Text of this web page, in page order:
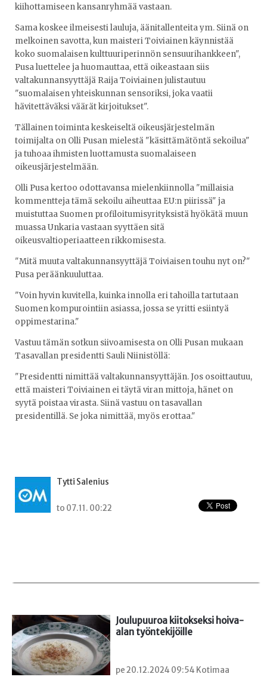
kiihottamiseen kansanryhmää vastaan.
Sama koskee ilmeisesti lauluja, äänitallenteita ym. Siinä on
melkoinen savotta, kun maisteri Toiviainen käynnistää
koko suomalaisen kulttuuriperinnön sensuurihankkeen",
Pusa luettelee ja huomauttaa, että oikeastaan siis
valtakunnansyyttäjä Raija Toiviainen julistautuu
"suomalaisen yhteiskunnan sensoriksi, joka vaatii
hävitettäväksi väärät kirjoitukset".
Tällainen toiminta keskeiseltä oikeusjärjestelmän
toimijalta on Olli Pusan mielestä "käsittämätöntä sekoilua"
ja tuhoaa ihmisten luottamusta suomalaiseen
oikeusjärjestelmään.
Olli Pusa kertoo odottavansa mielenkiinnolla "millaisia
kommentteja tämä sekoilu aiheuttaa EU:n piirissä" ja
muistuttaa Suomen profiloitumisyrityksistä hyökätä muun
muassa Unkaria vastaan syyttäen sitä
oikeusvaltioperiaatteen rikkomisesta.
"Mitä muuta valtakunnansyyttäjä Toiviaisen touhu nyt on?"
Pusa peräänkuuluttaa.
"Voin hyvin kuvitella, kuinka innolla eri tahoilla tartutaan
Suomen kompurointiin asiassa, jossa se yritti esiintyä
oppimestarina."
Vastuu tämän sotkun siivoamisesta on Olli Pusan mukaan
Tasavallan presidentti Sauli Niinistöllä:
"Presidentti nimittää valtakunnansyyttäjän. Jos osoittautuu,
että maisteri Toiviainen ei täytä viran mittoja, hänet on
syytä poistaa virasta. Siinä vastuu on tasavallan
presidentillä. Se joka nimittää, myös erottaa."
Tytti Salenius
to 07.11. 00:22
Joulupuuroa kiitokseksi hoiva-
alan työntekijöille
pe 20.12.2024 09:54 Kotimaa